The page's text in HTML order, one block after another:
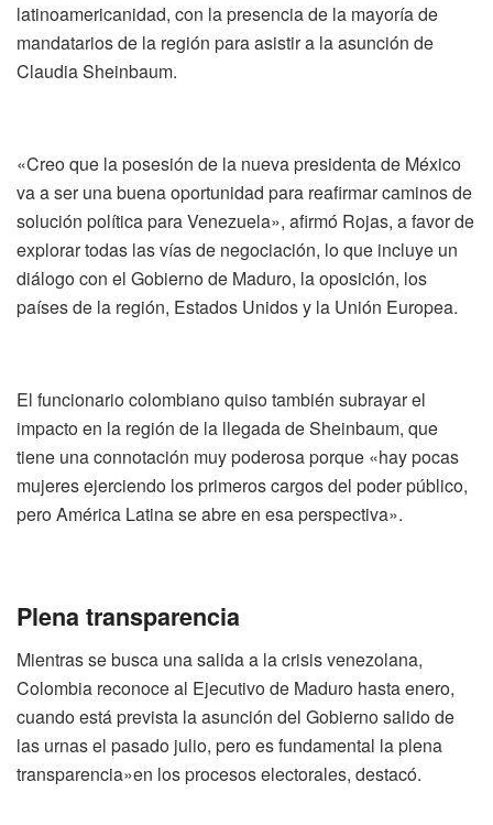
latinoamericanidad, con la presencia de la mayoría de
mandatarios de la región para asistir a la asunción de
Claudia Sheinbaum.
«Creo que la posesión de la nueva presidenta de México
va a ser una buena oportunidad para reafirmar caminos de
solución política para Venezuela», afirmó Rojas, a favor de
explorar todas las vías de negociación, lo que incluye un
diálogo con el Gobierno de Maduro, la oposición, los
países de la región, Estados Unidos y la Unión Europea.
El funcionario colombiano quiso también subrayar el
impacto en la región de la llegada de Sheinbaum, que
tiene una connotación muy poderosa porque «hay pocas
mujeres ejerciendo los primeros cargos del poder público,
pero América Latina se abre en esa perspectiva».
Plena transparencia
Mientras se busca una salida a la crisis venezolana,
Colombia reconoce al Ejecutivo de Maduro hasta enero,
cuando está prevista la asunción del Gobierno salido de
las urnas el pasado julio, pero es fundamental la plena
transparencia»en los procesos electorales, destacó.